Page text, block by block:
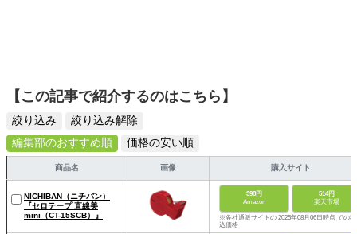
【この記事で紹介するのはこちら】
絞り込み
絞り込み解除
編集部のおすすめ順
価格の安い順
商品名 画像 購入サイト
NICHIBAN（ニチバン）
『セロテープ 直線美
mini（CT-15SCB）』
398円
Amazon
514円
楽天市場
※各社通販サイトの 2025年08月06日時点 での税
込価格